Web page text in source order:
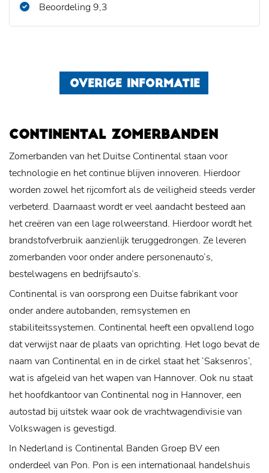
Beoordeling 9,3
OVERIGE INFORMATIE
CONTINENTAL ZOMERBANDEN
Zomerbanden van het Duitse Continental staan voor
technologie en het continue blijven innoveren. Hierdoor
worden zowel het rijcomfort als de veiligheid steeds verder
verbeterd. Daarnaast wordt er veel aandacht besteed aan
het creëren van een lage rolweerstand. Hierdoor wordt het
brandstofverbruik aanzienlijk teruggedrongen. Ze leveren
zomerbanden voor onder andere personenauto’s,
bestelwagens en bedrijfsauto’s.
Continental is van oorsprong een Duitse fabrikant voor
onder andere autobanden, remsystemen en
stabiliteitssystemen. Continental heeft een opvallend logo
dat verwijst naar de plaats van oprichting. Het logo bevat de
naam van Continental en in de cirkel staat het ‘Saksenros’,
wat is afgeleid van het wapen van Hannover. Ook nu staat
het hoofdkantoor van Continental nog in Hannover, een
autostad bij uitstek waar ook de vrachtwagendivisie van
Volkswagen is gevestigd.
In Nederland is Continental Banden Groep BV een
onderdeel van Pon. Pon is een internationaal handelshuis